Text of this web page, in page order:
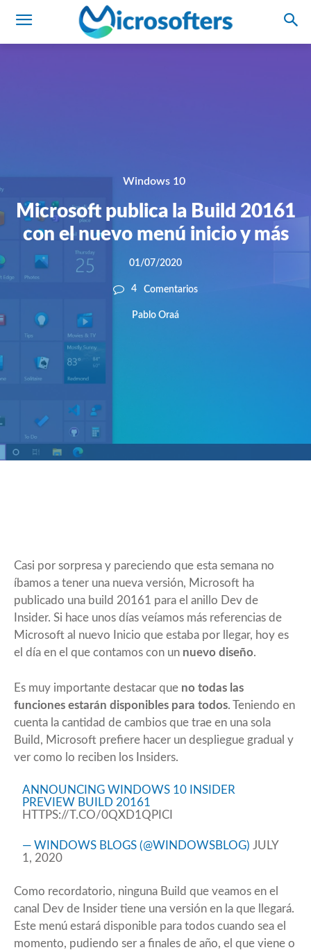
Windows 10
Microsoft publica la Build 20161
con el nuevo menú inicio y más
01/07/2020
4 Comentarios
Pablo Oraá
Casi por sorpresa y pareciendo que esta semana no
íbamos a tener una nueva versión, Microsoft ha
publicado una build 20161 para el anillo Dev de
Insider. Si hace unos días veíamos más referencias de
Microsoft al nuevo Inicio que estaba por llegar, hoy es
el día en el que contamos con un nuevo diseño.
Es muy importante destacar que no todas las
funciones estarán disponibles para todos. Teniendo en
cuenta la cantidad de cambios que trae en una sola
Build, Microsoft prefiere hacer un despliegue gradual y
ver como lo reciben los Insiders.
ANNOUNCING WINDOWS 10 INSIDER
PREVIEW BUILD 20161
HTTPS://T.CO/0QXD1QPICI
— WINDOWS BLOGS (@WINDOWSBLOG) JULY
1, 2020
Como recordatorio, ninguna Build que veamos en el
canal Dev de Insider tiene una versión en la que llegará.
Este menú estará disponible para todos cuando sea el
momento, pudiendo ser a finales de año, el que viene o